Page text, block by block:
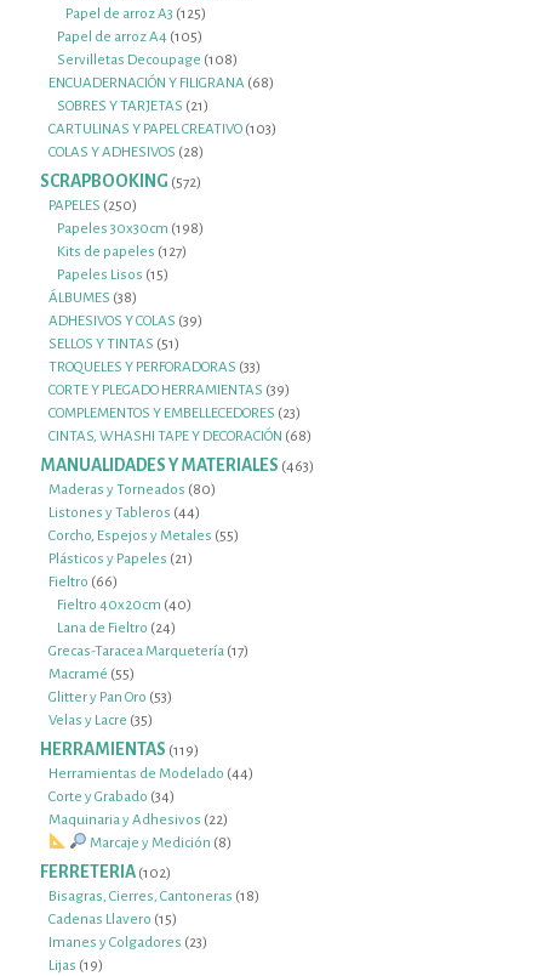
Papel de arroz A3 125125
productos
Papel de arroz A4 105105
productos
Servilletas Decoupage 108108
productos
ENCUADERNACIÓN Y FILIGRANA 6868
SOBRES Y TARJETAS 2121
productos
CARTULINAS Y PAPEL CREATIVO 103103
COLAS Y ADHESIVOS 2828
SCRAPBOOKING 572572
PAPELES 250250
productos
Papeles 30x30cm 198198
Kits de papeles 127127
Papeles Lisos 1515
ÁLBUMES 3838
productos
ADHESIVOS Y COLAS 3939
SELLOS Y TINTAS 5151
productos
TROQUELES Y PERFORADORAS 3333
productos
CORTE Y PLEGADO HERRAMIENTAS 3939
productos
COMPLEMENTOS Y EMBELLECEDORES 2323
productos
CINTAS, WHASHI TAPE Y DECORACIÓN 6868
productos
MANUALIDADES Y MATERIALES 463463
Maderas y Torneados 8080
Listones y Tableros 4444
productos
Corcho, Espejos y Metales 5555
Plásticos y Papeles 2121
Fieltro 6666
productos
Fieltro 40x20cm 4040
Lana de Fieltro 2424
productos
Grecas-Taracea Marquetería 1717
Macramé 5555
productos
Glitter y Pan Oro 5353
Velas y Lacre 3535
productos
HERRAMIENTAS 119119
productos
Herramientas de Modelado 4444
Corte y Grabado 3434
productos
Maquinaria y Adhesivos 2222
productos
Marcaje y Medición 88
FERRETERIA 102102
productos
Bisagras, Cierres, Cantoneras 1818
Cadenas Llavero 1515
productos
Imanes y Colgadores 2323
Lijas 1919